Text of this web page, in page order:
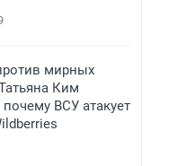
мирных
Ким
почему ВСУ атакует